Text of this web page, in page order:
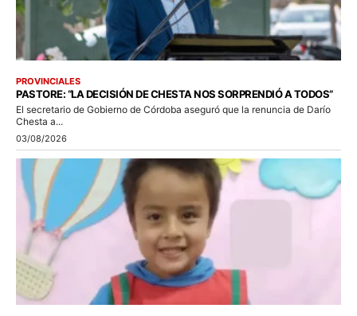
PROVINCIALES
PASTORE: “LA DECISIÓN DE CHESTA NOS SORPRENDIÓ A TODOS”
El secretario de Gobierno de Córdoba aseguró que la renuncia de Darío
Chesta a...
03/08/2026